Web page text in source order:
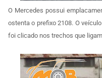
O Mercedes possui
ostenta o prefixo 2108. O
foi clicado nos trechos que